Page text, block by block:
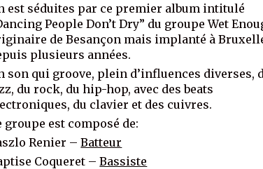
est séduites par ce premier album intitulé
People Don’t Dry” du groupe Wet
de Besançon mais implanté à
plusieurs années.
son qui groove, plein d’influences diverses,
du rock, du hip-hop, avec des beats
du clavier et des cuivres.
groupe est composé de:
Renier –Batteur
Coqueret –Bassiste